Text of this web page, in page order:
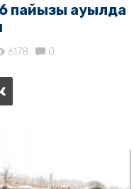
пайызы ауылда
6178 0